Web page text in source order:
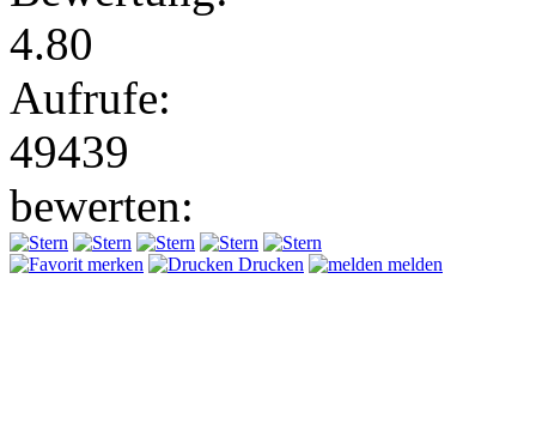
4.80
Aufrufe:
49439
bewerten:
merken Drucken melden